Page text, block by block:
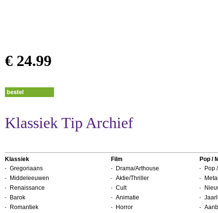
€ 24.99
Klassiek Tip Archief
Klassiek
Gregoriaans
Middeleeuwen
Renaissance
Barok
Romantiek
Film
Drama/Arthouse
Aktie/Thriller
Cult
Animatie
Horror
Pop /
Pop